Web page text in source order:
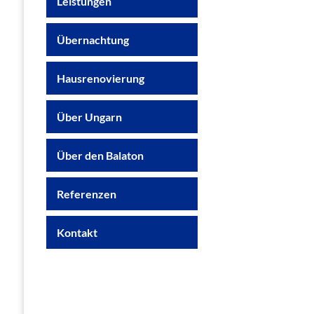
Übernachtung
Hausrenovierung
Über Ungarn
Über den Balaton
Referenzen
Kontakt